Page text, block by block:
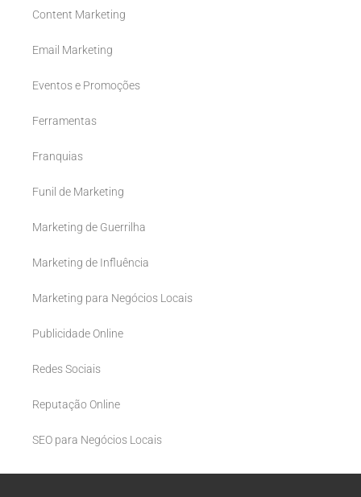
Content Marketing
Email Marketing
Eventos e Promoções
Ferramentas
Franquias
Funil de Marketing
Marketing de Guerrilha
Marketing de Influência
Marketing para Negócios Locais
Publicidade Online
Redes Sociais
Reputação Online
SEO para Negócios Locais